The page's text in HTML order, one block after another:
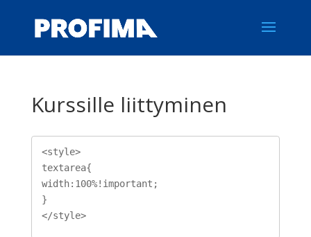
Kurssille liittyminen
<style>
textarea{
width:100%!important;
}
</style>